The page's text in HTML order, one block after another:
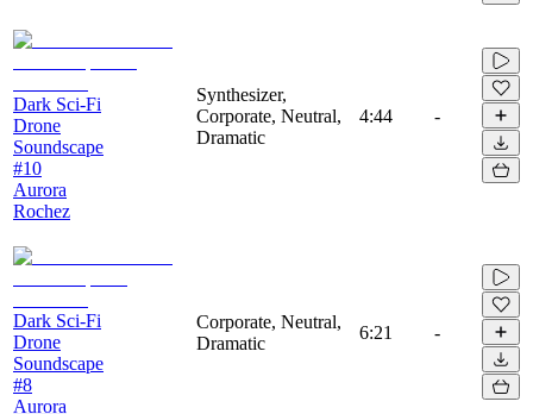
Dark Sci-Fi
Drone
Soundscape
#10
Aurora
Rochez
Synthesizer,
Corporate, Neutral,
Dramatic
4:44 -
Dark Sci-Fi
Drone
Soundscape
#8
Aurora
Corporate, Neutral,
Dramatic
6:21 -